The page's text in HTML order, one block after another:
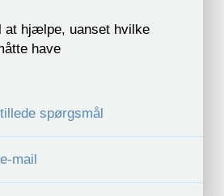
at hjælpe, uanset hvilke
have
spørgsmål
mail